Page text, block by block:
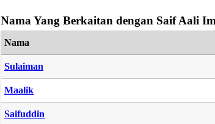
Nama Yang Berkaitan dengan Saif Aali
Nama
Sulaiman
Maalik
Saifuddin